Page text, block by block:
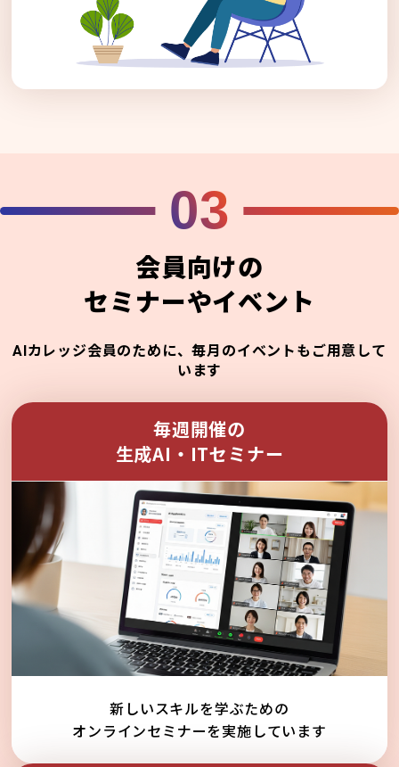
03
会員向けの
セミナーやイベント
AIカレッジ会員のために、毎月のイベントもご用意して
います
毎週開催の
生成AI・ITセミナー
新しいスキルを学ぶための
オンラインセミナーを実施しています